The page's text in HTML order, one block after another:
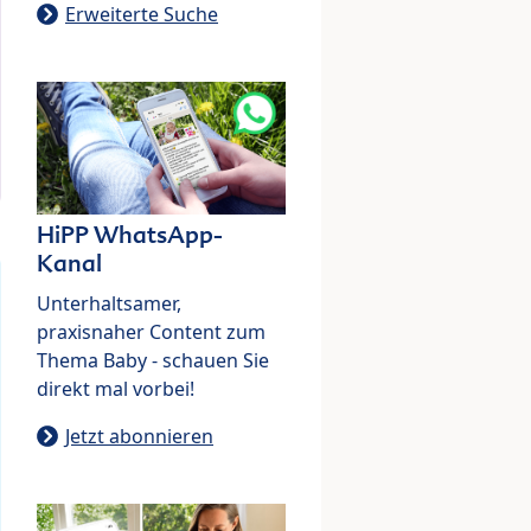
Erweiterte Suche
HiPP WhatsApp-
Kanal
Unterhaltsamer,
praxisnaher Content zum
Thema Baby - schauen Sie
direkt mal vorbei!
Jetzt abonnieren